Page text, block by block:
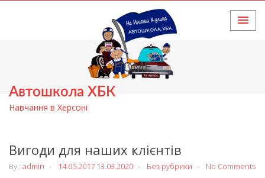
Автошкола ХБК
Навчання в Херсоні
HOME
Вигоди для наших клієнтів
By : admin 14.05.2017 13.03.2020 Без рубрики No Comments